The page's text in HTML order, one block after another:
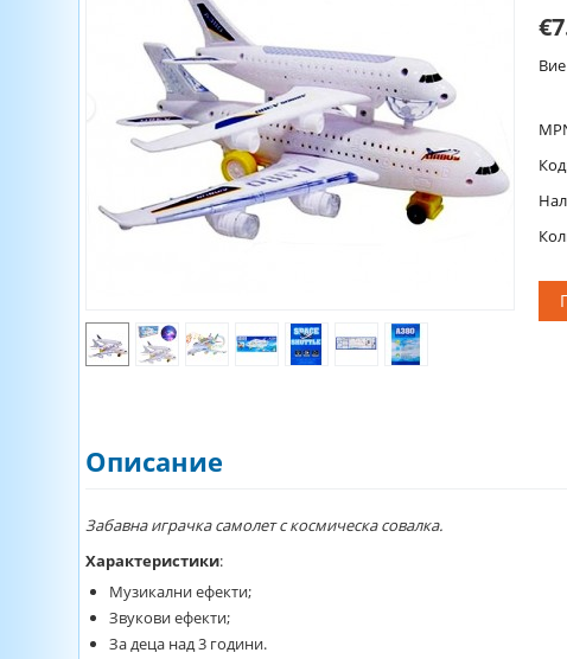
Описание
Забавна играчка самолет с космическа совалка.
Характеристики:
Музикални ефекти;
Звукови ефекти;
За деца над 3 години.